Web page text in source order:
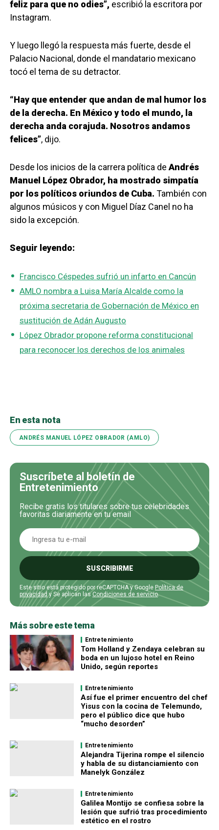
feliz para que no odies”, escribió la escritora por
Instagram.
Y luego llegó la respuesta más fuerte, desde el
Palacio Nacional, donde el mandatario mexicano
tocó el tema de su detractor.
“Hay que entender que andan de mal humor los
de la derecha. En México y todo el mundo, la
derecha anda corajuda. Nosotros andamos
felices”, dijo.
Desde los inicios de la carrera política de Andrés
Manuel López Obrador, ha mostrado simpatía
por los políticos oriundos de Cuba. También con
algunos músicos y con Miguel Díaz Canel no ha
sido la excepción.
Seguir leyendo:
Francisco Céspedes sufrió un infarto en Cancún
AMLO nombra a Luisa María Alcalde como la
próxima secretaria de Gobernación de México en
sustitución de Adán Augusto
López Obrador propone reforma constitucional
para reconocer los derechos de los animales
En esta nota
ANDRÉS MANUEL LÓPEZ OBRADOR (AMLO)
Suscríbete al boletín de
Entretenimiento
Recibe gratis los titulares sobre tus celebridades
favoritas diariamente en tu email
SUSCRIBIRME
Este sitio está protegido por reCAPTCHA y Google Política de
privacidad y Se aplican lasCondiciones de servicio.
Más sobre este tema
Entretenimiento
Tom Holland y Zendaya celebran su
boda en un lujoso hotel en Reino
Unido, según reportes
Entretenimiento
Así fue el primer encuentro del chef
Yisus con la cocina de Telemundo,
pero el público dice que hubo
“mucho desorden”
Entretenimiento
Alejandra Tijerina rompe el silencio
y habla de su distanciamiento con
Manelyk González
Entretenimiento
Galilea Montijo se confiesa sobre la
lesión que sufrió tras procedimiento
estético en el rostro